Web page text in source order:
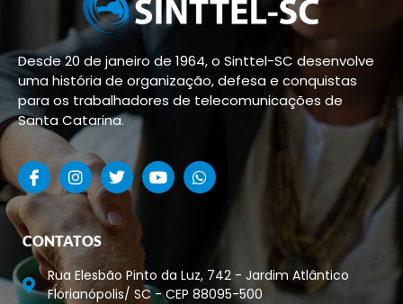
Desde 20 de janeiro de 1964, o Sinttel-SC desenvolve
uma história de organização, defesa e conquistas
para os trabalhadores de telecomunicações de
Santa Catarina.
CONTATOS
Rua Elesbão Pinto da Luz, 742 - Jardim Atlântico
Florianópolis/ SC - CEP 88095-500